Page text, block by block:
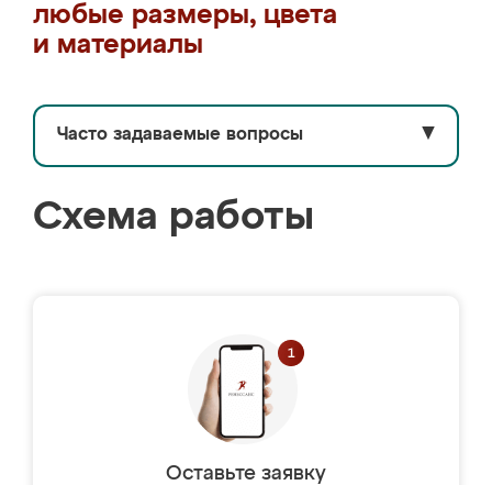
любые размеры, цвета
и материалы
Часто задаваемые вопросы ▼
Схема работы
Оставьте заявку